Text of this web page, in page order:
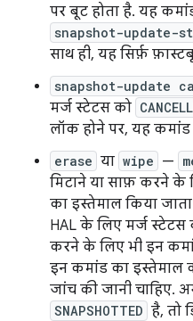
पर बूट होता है. यह
snapshot-update-
साथ ही, यह सिर्फ़
snapshot-update
मर्ज स्टेटस को
लॉक होने पर, यह कमांड
erase या wipe —
मिटाने या साफ़ करने के
का इस्तेमाल किया
HAL के लिए मर्ज स्टेटस
करने के लिए भी इन
इन कमांड का इस्तेमाल
जांच की जानी चाहिए.
SNAPSHOTTED है, तो